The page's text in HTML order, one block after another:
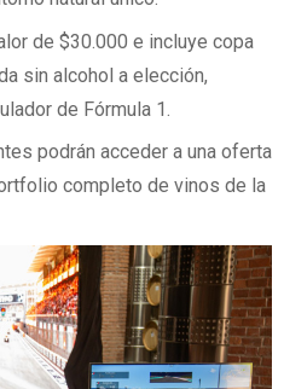
de $30.000 e incluye copa
sin alcohol a elección,
de Fórmula 1.
podrán acceder a una oferta
completo de vinos de la